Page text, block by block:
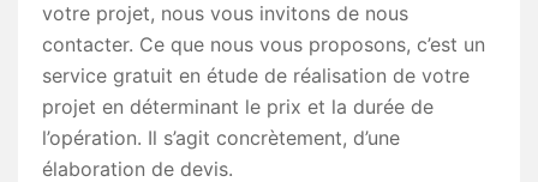
votre projet, nous vous invitons de nous
contacter. Ce que nous vous proposons, c’est un
service gratuit en étude de réalisation de votre
projet en déterminant le prix et la durée de
l’opération. Il s’agit concrètement, d’une
élaboration de devis.